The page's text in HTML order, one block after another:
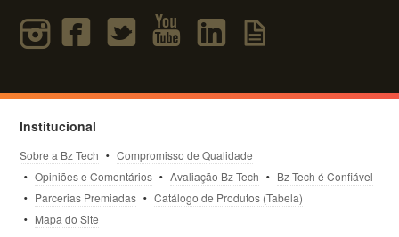
Institucional
Sobre a Bz Tech
Compromisso de Qualidade
Opiniões e Comentários
Avaliação Bz Tech
Bz Tech é Confiável
Parcerias Premiadas
Catálogo de Produtos (Tabela)
Mapa do Site